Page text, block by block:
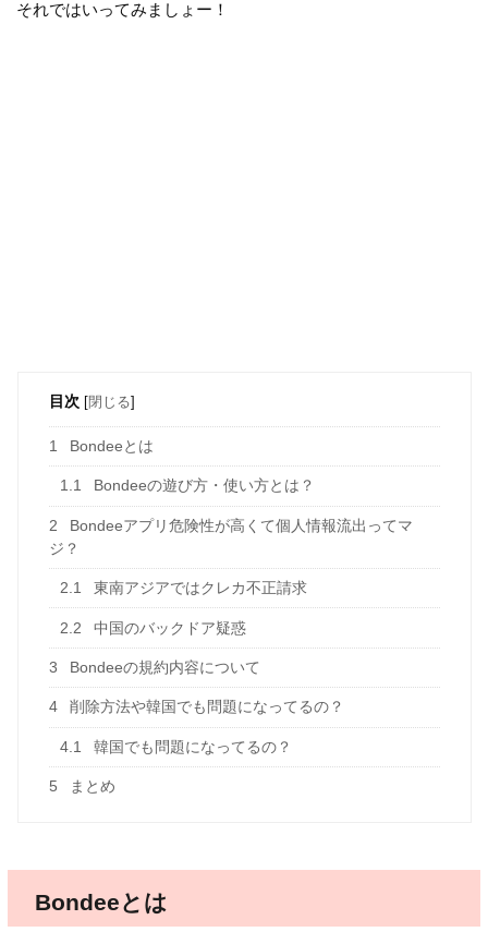
それではいってみましょー！
目次 [閉じる]
1 Bondeeとは
1.1 Bondeeの遊び方・使い方とは？
2
Bondeeアプリ危険性が高くて個人情報流出ってマ
ジ？
2.1 東南アジアではクレカ不正請求
2.2 中国のバックドア疑惑
3 Bondeeの規約内容について
4 削除方法や韓国でも問題になってるの？
4.1 韓国でも問題になってるの？
5 まとめ
Bondeeとは